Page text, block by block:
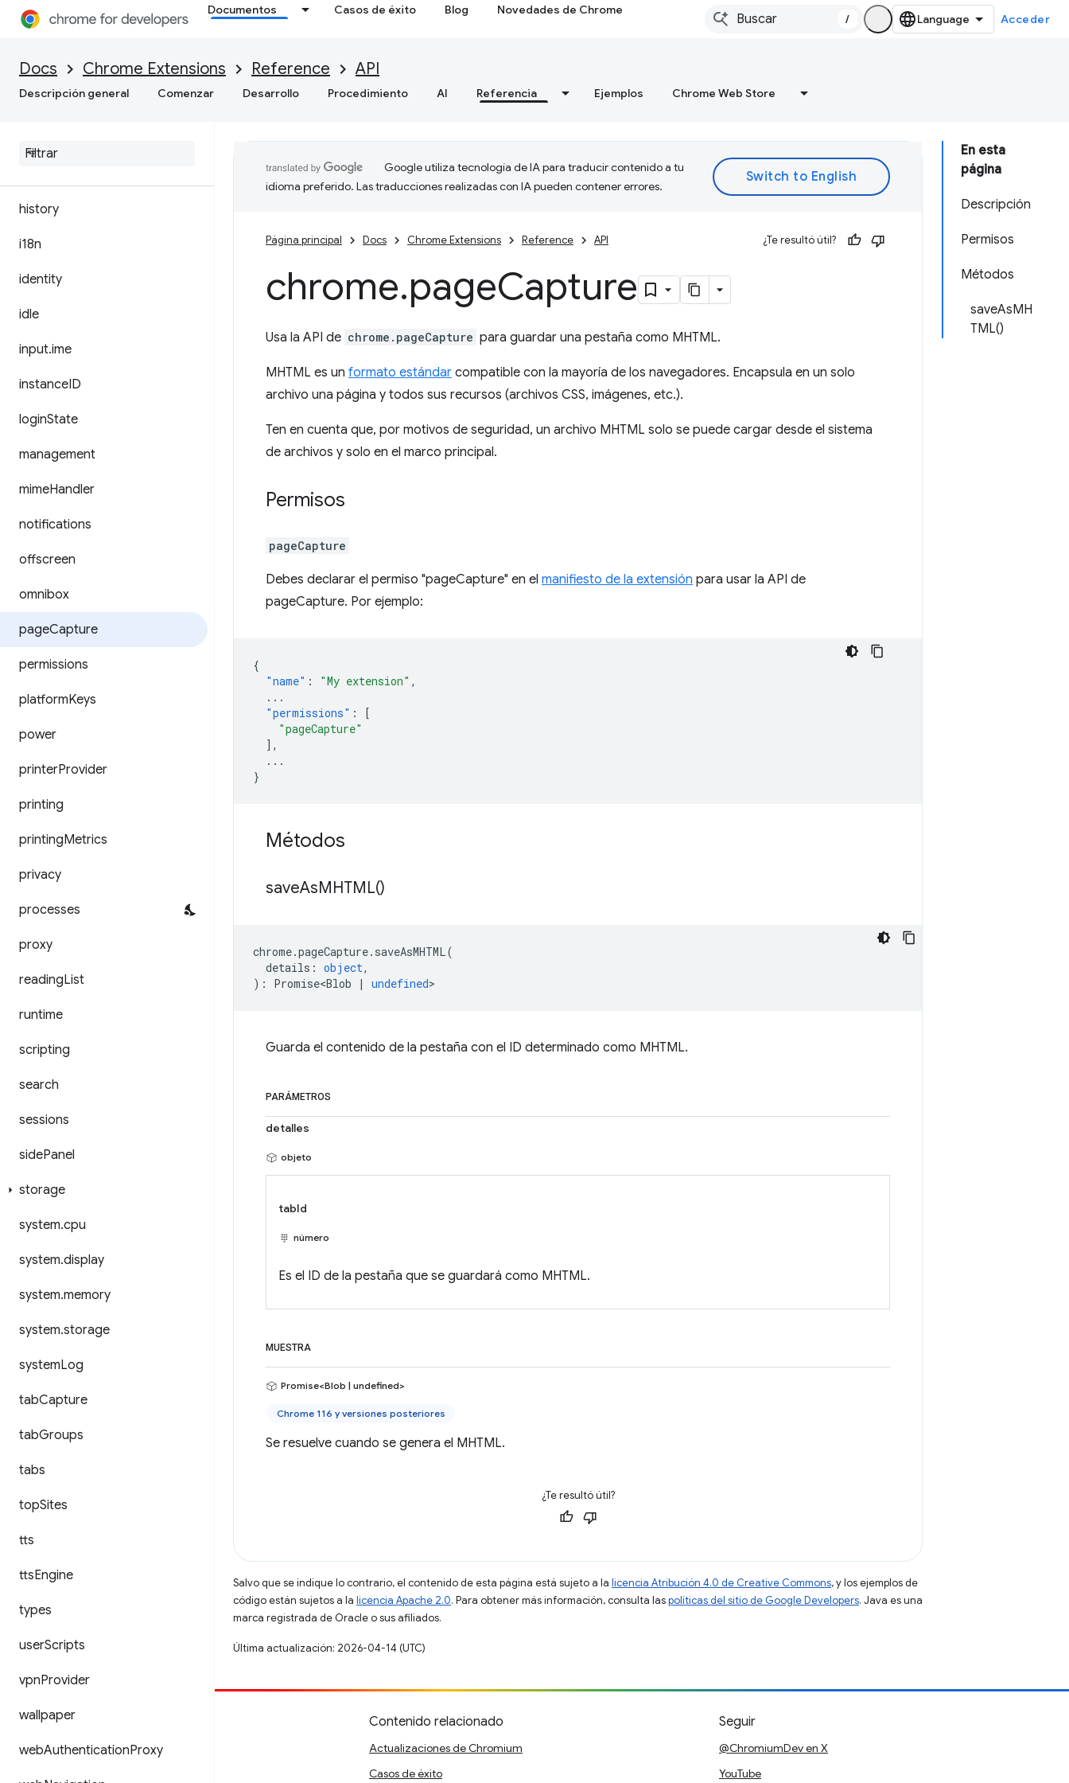
Documentos Casos de éxito Blog Novedades de Chrome
/ Acceder
Docs Chrome Extensions Reference API
Descripción general Comenzar Desarrollo Procedimiento AI Referencia Ejemplos Chrome Web Store
fileBrowserHandler
System Provider
history
i18n
identity
idle
input.ime
instanceID
loginState
management
mimeHandler
notifications
offscreen
omnibox
pageCapture
permissions
platformKeys
power
printerProvider
printing
printingMetrics
privacy
processes
proxy
readingList
runtime
scripting
search
sessions
sidePanel
storage
system.cpu
system.display
system.memory
system.storage
systemLog
tabCapture
tabGroups
tabs
topSites
tts
ttsEngine
types
userScripts
vpnProvider
wallpaper
webAuthenticationProxy
En esta
página
Descripción
Permisos
Métodos
saveAsMH
TML()
Google utiliza tecnología de IA para traducir contenido a tu
idioma preferido. Las traducciones realizadas con IA pueden contener errores.
Página principal Docs Chrome Extensions Reference API ¿Te resultó útil?
chrome.pageCapture
Usa la API de chrome.pageCapture para guardar una pestaña como MHTML.
MHTML es un formato estándar compatible con la mayoría de los navegadores. Encapsula en un solo
archivo una página y todos sus recursos (archivos CSS, imágenes, etc.).
Ten en cuenta que, por motivos de seguridad, un archivo MHTML solo se puede cargar desde el sistema
de archivos y solo en el marco principal.
Permisos
pageCapture
Debes declarar el permiso "pageCapture" en el manifiesto de la extensión para usar la API de
pageCapture. Por ejemplo:
{
"name" : "My extension" ,
...
"permissions" :
[
"pageCapture"
],
...
}
Métodos
saveAsMHTML()
chrome.pageCapture. saveAsMHTML(
details : object,
) : Promise<Blob | undefined>
Guarda el contenido de la pestaña con el ID determinado como MHTML.
PARÁMETROS
detalles
objeto
tabId
número
Es el ID de la pestaña que se guardará como MHTML.
MUESTRA
Promise<Blob | undefined>
Chrome 116 y versiones posteriores
Se resuelve cuando se genera el MHTML.
¿Te resultó útil?
Salvo que se indique lo contrario, el contenido de esta página está sujeto a la licencia Atribución 4.0 de Creative Commons, y los ejemplos de
código están sujetos a la licencia Apache 2.0. Para obtener más información, consulta laspolíticas del sitio de Google Developers. Java es una
marca registrada de Oracle o sus afiliados.
Última actualización: 2026-04-14 (UTC)
Contribuir
Informar un error
Contenido relacionado
Actualizaciones de Chromium
Casos de éxito
Seguir
@ChromiumDev en X
YouTube